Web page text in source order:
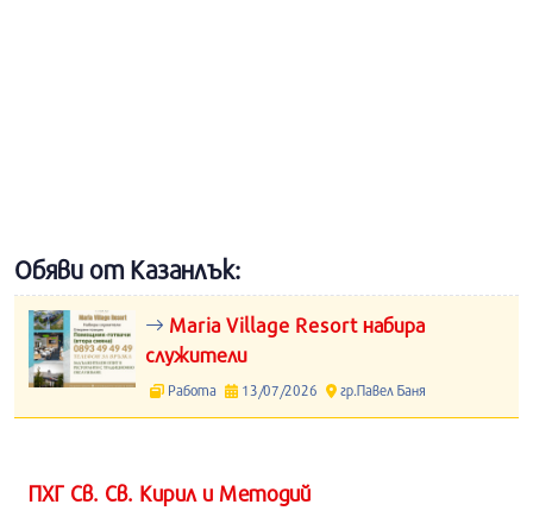
Обяви от Казанлък:
Maria Village Resort набира
служители
Работа 13/07/2026 гр.Павел Баня
ПХГ Св. Св. Кирил и Методий